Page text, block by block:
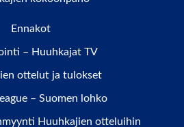
Ennakot
– Huuhkajat TV
ottelut ja tulokset
– Suomen lohko
Huuhkajien otteluihin